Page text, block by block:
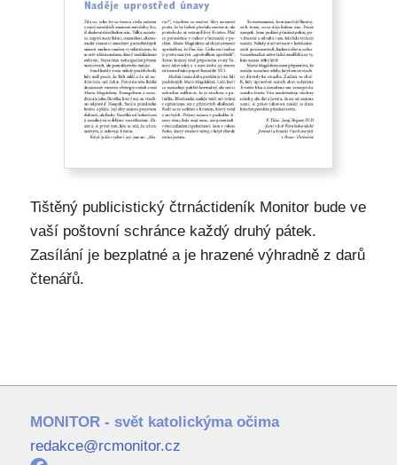
Tištěný publicistický čtrnáctideník Monitor bude ve
vaší poštovní schránce každý druhý pátek.
Zasílání je bezplatné a je hrazené výhradně z darů
čtenářů.
MONITOR - svět katolickýma očima
redakce@rcmonitor.cz